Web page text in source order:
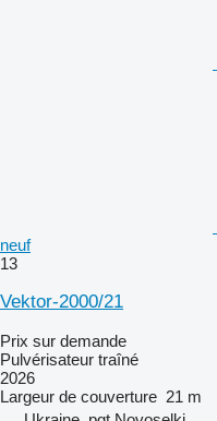
neuf
13
Vektor-2000/21
Prix sur demande
Pulvérisateur traîné
2026
Largeur de couverture 21 m